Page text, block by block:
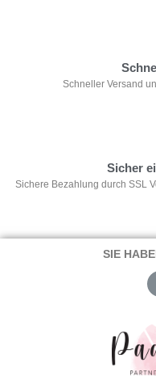
Schneller Versand
Sicher
Sichere Bezahlung durch SSL
SIE